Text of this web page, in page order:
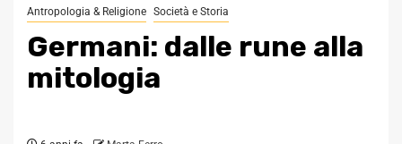
Antropologia & Religione Società e Storia
Germani: dalle rune alla
mitologia